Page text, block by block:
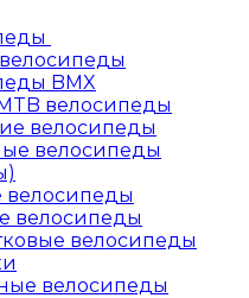
BMX
велосипеды
велосипеды
велосипеды
велосипеды
велосипеды
велосипеды
велосипеды